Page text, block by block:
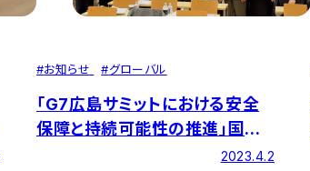
#お知らせ #グローバル
「G7広島サミットにおける安全
保障と持続可能性の推進」国際
会議が本学で開催されました2023.4.2